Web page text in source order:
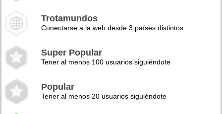
Trotamundos
Conectarse a la web desde 3 países distintos
Super Popular
Tener al menos 100 usuarios siguiéndote
Popular
Tener al menos 20 usuarios siguiéndote